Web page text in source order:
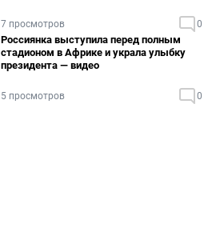
7 просмотров 0
Россиянка выступила перед полным
стадионом в Африке и украла улыбку
президента — видео
5 просмотров 0